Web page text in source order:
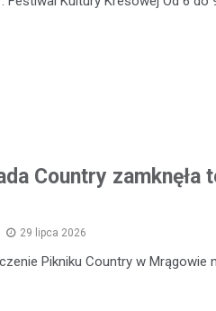
Country
29 lipca 2026
Pikniku Country w Mrągowie